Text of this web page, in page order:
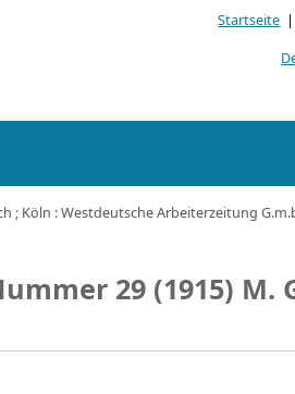
Startseite |
: Westdeutsche Arbeiterzeitung
29 (1915) M.